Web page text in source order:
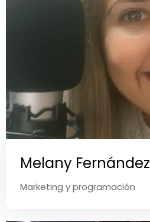
Melany Fernández
Marketing y programación